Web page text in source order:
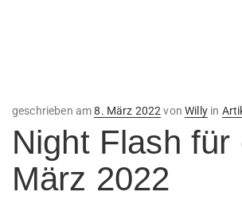
geschrieben amVeröffentlicht
am
8. März 2022 vonWillyin
Night Flash für
März 2022